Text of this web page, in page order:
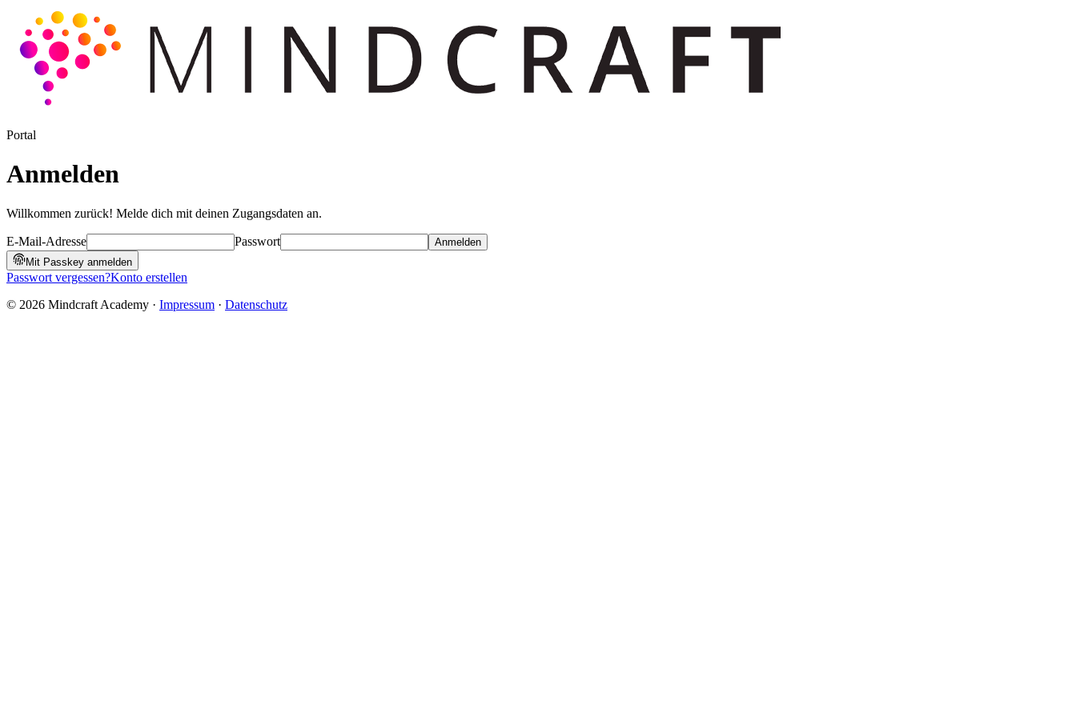
Portal
Anmelden
Willkommen zurück! Melde dich mit deinen Zugangsdaten an.
E-Mail-Adresse Passwort
Anmelden
Mit Passkey anmelden
Passwort vergessen?Konto erstellen
© 2026 Mindcraft Academy · Impressum · Datenschutz